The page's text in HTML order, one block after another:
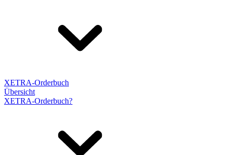
XETRA-Orderbuch
Übersicht
XETRA-Orderbuch?